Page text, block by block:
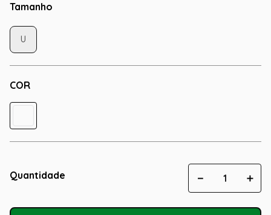
Tamanho
COR
U
Quantidade ＋
－